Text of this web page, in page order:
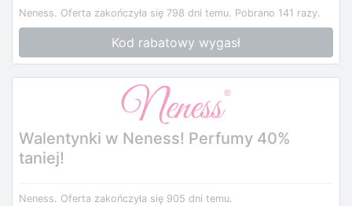
Neness. Oferta zakończyła się 798 dni temu. Pobrano 141 razy.
Kod rabatowy wygasł
Walentynki w Neness! Perfumy 40%
taniej!
Neness. Oferta zakończyła się 905 dni temu.